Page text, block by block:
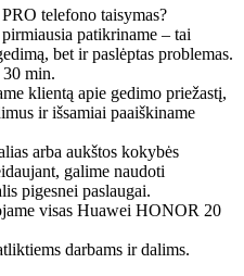
telefono taisymas?
patikriname – tai
bet ir paslėptas problemas.
min.
klientą apie gedimo priežastį,
ir išsamiai paaiškiname
arba aukštos kokybės
galime naudoti
pigesnei paslaugai.
visas Huawei HONOR 20
darbams ir dalims.